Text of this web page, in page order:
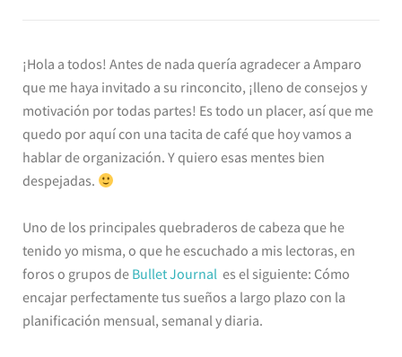
¡Hola a todos! Antes de nada quería agradecer a Amparo
que me haya invitado a su rinconcito, ¡lleno de consejos y
motivación por todas partes! Es todo un placer, así que me
quedo por aquí con una tacita de café que hoy vamos a
hablar de organización. Y quiero esas mentes bien
despejadas.
Uno de los principales quebraderos de cabeza que he
tenido yo misma, o que he escuchado a mis lectoras, en
foros o grupos de Bullet Journal es el siguiente: Cómo
encajar perfectamente tus sueños a largo plazo con la
planificación mensual, semanal y diaria.